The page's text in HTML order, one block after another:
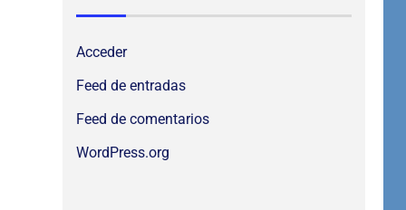
Acceder
Feed de entradas
Feed de comentarios
WordPress.org